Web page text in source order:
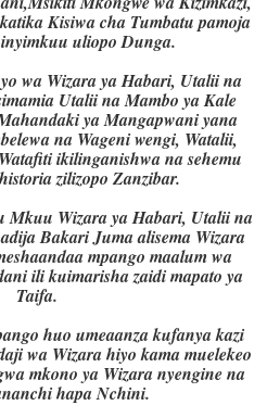
Kisiwa cha Tumbatu pamoja
uliopo Dunga.
wa Wizara ya Habari, Utalii na
Utalii na Mambo ya Kale
ya Mangapwani yana
na Wageni wengi, Watalii,
ikilinganishwa na sehemu
zilizopo Zanzibar.
Mkuu Wizara ya Habari, Utalii na
Bakari Juma alisema Wizara
mpango maalum wa
ili kuimarisha zaidi mapato ya
Taifa.
huo umeaanza kufanya kazi
wa Wizara hiyo kama muelekeo
mkono ya Wizara nyengine na
hapa Nchini.